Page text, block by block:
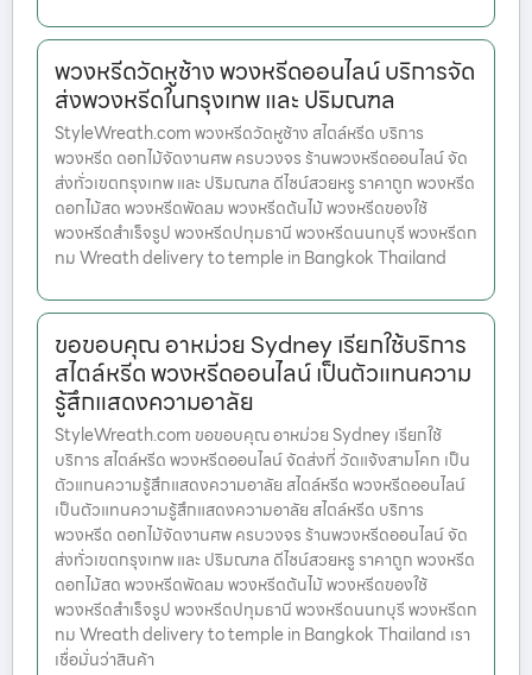
พวงหรีดวัดหูช้าง พวงหรีดออนไลน์ บริการจัด
ส่งพวงหรีดในกรุงเทพ และ ปริมณฑล
StyleWreath.com พวงหรีดวัดหูช้าง สไตล์หรีด บริการ
พวงหรีด ดอกไม้จัดงานศพ ครบวงจร ร้านพวงหรีดออนไลน์ จัด
ส่งทั่วเขตกรุงเทพ และ ปริมณฑล ดีไซน์สวยหรู ราคาถูก พวงหรีด
ดอกไม้สด พวงหรีดพัดลม พวงหรีดต้นไม้ พวงหรีดของใช้
พวงหรีดสำเร็จรูป พวงหรีดปทุมธานี พวงหรีดนนทบุรี พวงหรีดก
ทม Wreath delivery to temple in Bangkok Thailand
ขอขอบคุณ อาหม่วย Sydney เรียกใช้บริการ
สไตล์หรีด พวงหรีดออนไลน์ เป็นตัวแทนความ
รู้สึกแสดงความอาลัย
StyleWreath.com ขอขอบคุณ อาหม่วย Sydney เรียกใช้
บริการ สไตล์หรีด พวงหรีดออนไลน์ จัดส่งที่ วัดแจ้งสามโคก เป็น
ตัวแทนความรู้สึกแสดงความอาลัย สไตล์หรีด พวงหรีดออนไลน์
เป็นตัวแทนความรู้สึกแสดงความอาลัย สไตล์หรีด บริการ
พวงหรีด ดอกไม้จัดงานศพ ครบวงจร ร้านพวงหรีดออนไลน์ จัด
ส่งทั่วเขตกรุงเทพ และ ปริมณฑล ดีไซน์สวยหรู ราคาถูก พวงหรีด
ดอกไม้สด พวงหรีดพัดลม พวงหรีดต้นไม้ พวงหรีดของใช้
พวงหรีดสำเร็จรูป พวงหรีดปทุมธานี พวงหรีดนนทบุรี พวงหรีดก
ทม Wreath delivery to temple in Bangkok Thailand เรา
เชื่อมั่นว่าสินค้า